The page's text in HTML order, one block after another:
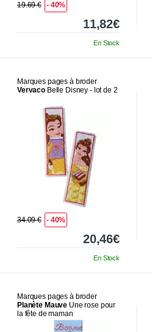
19.69 € - 40%
11,82€
En Stock
Marques pages à broder
Vervaco Belle Disney - lot de 2
34.09 € - 40%
20,46€
En Stock
Marques pages à broder
Planète Mauve Une rose pour
la fête de maman